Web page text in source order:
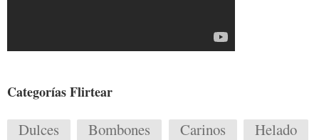
Categorías Flirtear
Dulces Bombones Carinos
Helado